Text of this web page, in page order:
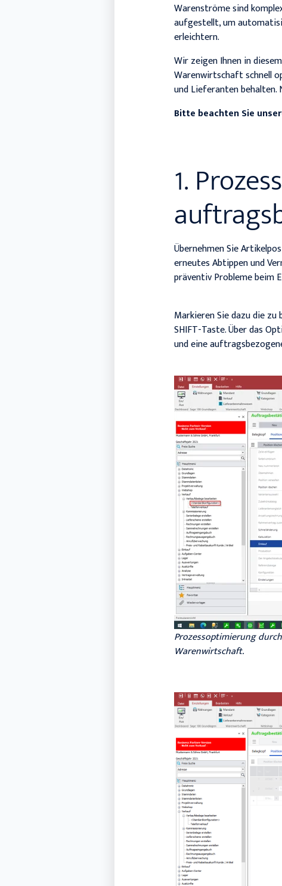
Warenströme sind
aufgestellt, um
erleichtern.
Wir zeigen Ihnen in
Warenwirtschaft schnell
und Lieferanten
Bitte beachten Sie
1.
Übernehmen Sie
erneutes Abtippen und
präventiv Probleme beim
Markieren Sie dazu die
SHIFT-Taste. Über das
und eine
Prozessoptimierung
Warenwirtschaft.